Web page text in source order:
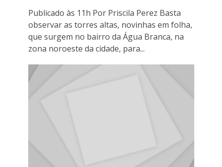
Publicado às 11h Por Priscila Perez Basta
observar as torres altas, novinhas em folha,
que surgem no bairro da Água Branca, na
zona noroeste da cidade, para...